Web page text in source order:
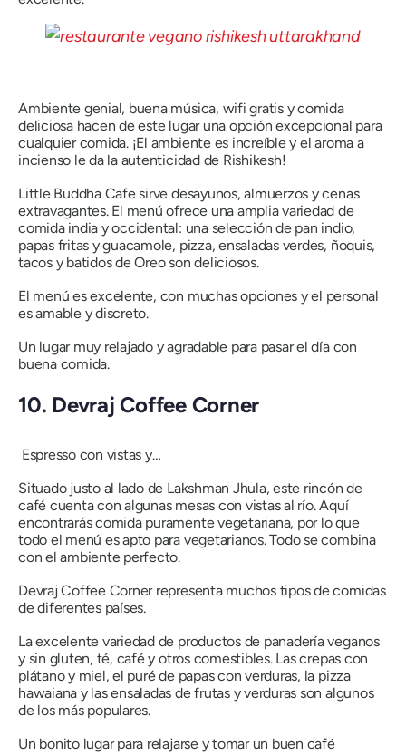
Ambiente genial, buena música, wifi gratis y comida
deliciosa hacen de este lugar una opción excepcional para
cualquier comida. ¡El ambiente es increíble y el aroma a
incienso le da la autenticidad de Rishikesh!
Little Buddha Cafe sirve desayunos, almuerzos y cenas
extravagantes. El menú ofrece una amplia variedad de
comida india y occidental: una selección de pan indio,
papas fritas y guacamole, pizza, ensaladas verdes, ñoquis,
tacos y batidos de Oreo son deliciosos.
El menú es excelente, con muchas opciones y el personal
es amable y discreto.
Un lugar muy relajado y agradable para pasar el día con
buena comida.
10. Devraj Coffee Corner
Espresso con vistas y…
Situado justo al lado de Lakshman Jhula, este rincón de
café cuenta con algunas mesas con vistas al río. Aquí
encontrarás comida puramente vegetariana, por lo que
todo el menú es apto para vegetarianos. Todo se combina
con el ambiente perfecto.
Devraj Coffee Corner representa muchos tipos de comidas
de diferentes países.
La excelente variedad de productos de panadería veganos
y sin gluten, té, café y otros comestibles. Las crepas con
plátano y miel, el puré de papas con verduras, la pizza
hawaiana y las ensaladas de frutas y verduras son algunos
de los más populares.
Un bonito lugar para relajarse y tomar un buen café